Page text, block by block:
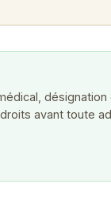
avant toute